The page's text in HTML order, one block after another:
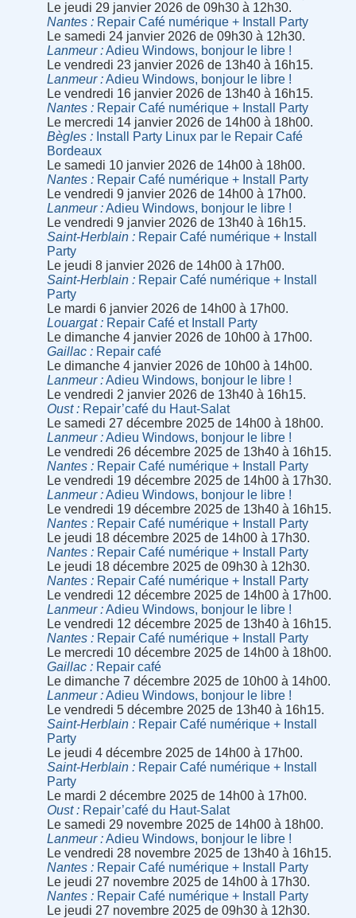
Le jeudi 29 janvier 2026 de 09h30 à 12h30.
Nantes
Repair Café numérique + Install Party
Le samedi 24 janvier 2026 de 09h30 à 12h30.
Lanmeur
Adieu Windows, bonjour le libre !
Le vendredi 23 janvier 2026 de 13h40 à 16h15.
Lanmeur
Adieu Windows, bonjour le libre !
Le vendredi 16 janvier 2026 de 13h40 à 16h15.
Nantes
Repair Café numérique + Install Party
Le mercredi 14 janvier 2026 de 14h00 à 18h00.
Bègles
Install Party Linux par le Repair Café
Bordeaux
Le samedi 10 janvier 2026 de 14h00 à 18h00.
Nantes
Repair Café numérique + Install Party
Le vendredi 9 janvier 2026 de 14h00 à 17h00.
Lanmeur
Adieu Windows, bonjour le libre !
Le vendredi 9 janvier 2026 de 13h40 à 16h15.
Saint-Herblain
Repair Café numérique + Install
Party
Le jeudi 8 janvier 2026 de 14h00 à 17h00.
Saint-Herblain
Repair Café numérique + Install
Party
Le mardi 6 janvier 2026 de 14h00 à 17h00.
Louargat
Repair Café et Install Party
Le dimanche 4 janvier 2026 de 10h00 à 17h00.
Gaillac
Repair café
Le dimanche 4 janvier 2026 de 10h00 à 14h00.
Lanmeur
Adieu Windows, bonjour le libre !
Le vendredi 2 janvier 2026 de 13h40 à 16h15.
Oust
Repair’café du Haut-Salat
Le samedi 27 décembre 2025 de 14h00 à 18h00.
Lanmeur
Adieu Windows, bonjour le libre !
Le vendredi 26 décembre 2025 de 13h40 à 16h15.
Nantes
Repair Café numérique + Install Party
Le vendredi 19 décembre 2025 de 14h00 à 17h30.
Lanmeur
Adieu Windows, bonjour le libre !
Le vendredi 19 décembre 2025 de 13h40 à 16h15.
Nantes
Repair Café numérique + Install Party
Le jeudi 18 décembre 2025 de 14h00 à 17h30.
Nantes
Repair Café numérique + Install Party
Le jeudi 18 décembre 2025 de 09h30 à 12h30.
Nantes
Repair Café numérique + Install Party
Le vendredi 12 décembre 2025 de 14h00 à 17h00.
Lanmeur
Adieu Windows, bonjour le libre !
Le vendredi 12 décembre 2025 de 13h40 à 16h15.
Nantes
Repair Café numérique + Install Party
Le mercredi 10 décembre 2025 de 14h00 à 18h00.
Gaillac
Repair café
Le dimanche 7 décembre 2025 de 10h00 à 14h00.
Lanmeur
Adieu Windows, bonjour le libre !
Le vendredi 5 décembre 2025 de 13h40 à 16h15.
Saint-Herblain
Repair Café numérique + Install
Party
Le jeudi 4 décembre 2025 de 14h00 à 17h00.
Saint-Herblain
Repair Café numérique + Install
Party
Le mardi 2 décembre 2025 de 14h00 à 17h00.
Oust
Repair’café du Haut-Salat
Le samedi 29 novembre 2025 de 14h00 à 18h00.
Lanmeur
Adieu Windows, bonjour le libre !
Le vendredi 28 novembre 2025 de 13h40 à 16h15.
Nantes
Repair Café numérique + Install Party
Le jeudi 27 novembre 2025 de 14h00 à 17h30.
Nantes
Repair Café numérique + Install Party
Le jeudi 27 novembre 2025 de 09h30 à 12h30.